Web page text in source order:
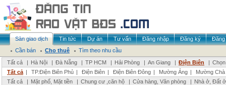
Sàn giao dịch Tin tức Dự án Tư vấn Đăng nhập Đăng ký
Đăng
Cần bán
Cho thuê
Tìm theo nhu cầu
Tất cả
| Hà Nội | Đà Nẵng | TP HCM | Hải Phòng | An Giang | Điện Biên |
Tất cả | TP.Điện Biên Phủ | Điện Biên | Điện Biên Đông | Mường Ảng |
Mường Chà
Tất cả
| Mặt phố, Mặt tiền | Chung cư ,căn hộ | Cửa hàng, Văn phòng | Nhà ở, Đất ở